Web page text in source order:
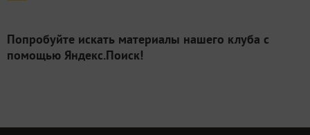
Попробуйте искать материалы нашего клуба с
помощью Яндекс.Поиск!